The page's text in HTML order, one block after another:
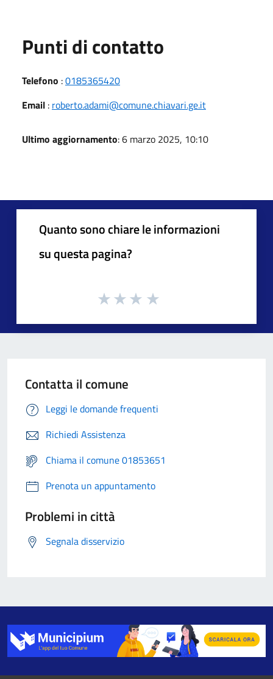
Punti di contatto
Telefono :0185365420
Email : roberto.adami@comune.chiavari.ge.it
Ultimo aggiornamento: 6 marzo 2025, 10:10
Quanto sono chiare le informazioni
su questa pagina?
Contatta il comune
Leggi le domande frequenti
Richiedi Assistenza
Chiama il comune 01853651
Prenota un appuntamento
Problemi in città
Segnala disservizio